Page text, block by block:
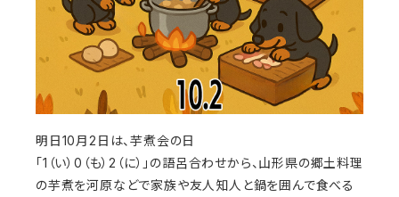
明日10月2日は、芋煮会の日
「1（い）0（も）2（に）」の語呂合わせから、山形県の郷土料理
の芋煮を河原などで家族や友人知人と鍋を囲んで食べる